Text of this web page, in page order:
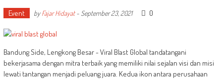
Event byFajar Hidayat- September 23, 2021 0
Bandung Side, Lengkong Besar - Viral Blast Global tandatangani
bekerjasama dengan mitra terbaik yang memiliki nilai sejalan visi dan misi
lewati tantangan menjadi peluang juara. Kedua ikon antara perusahaan